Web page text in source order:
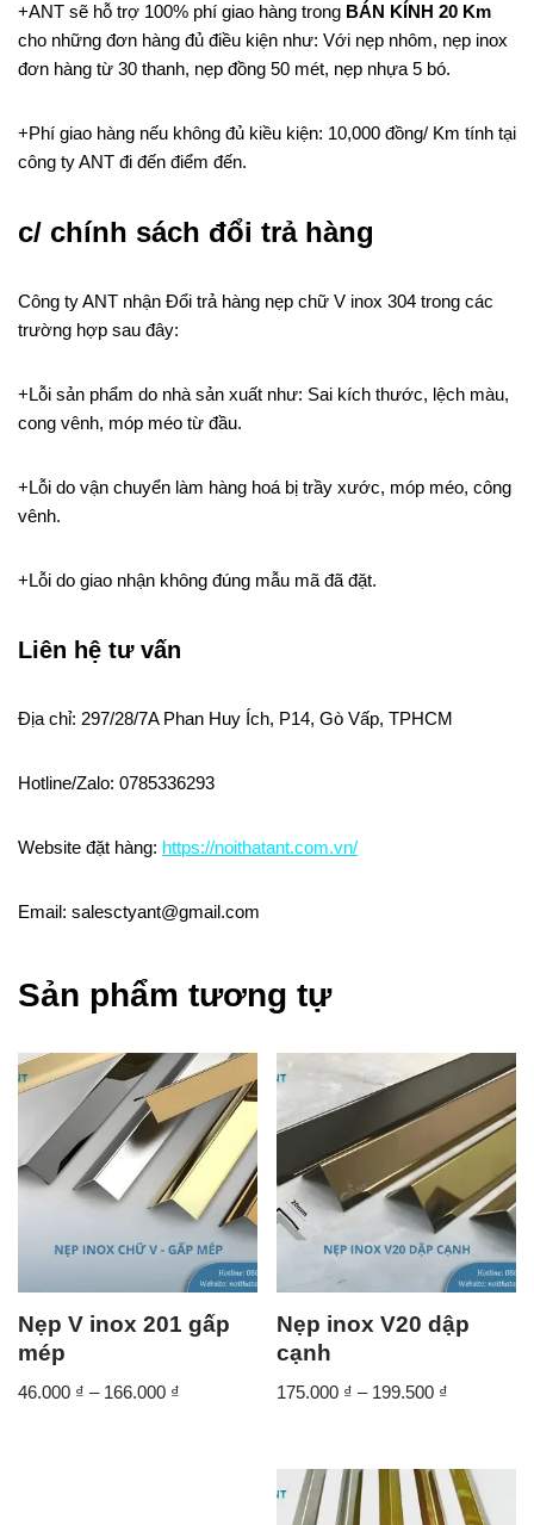
+ANT sẽ hỗ trợ 100% phí giao hàng trong BÁN KÍNH 20 Km
cho những đơn hàng đủ điều kiện như: Với nẹp nhôm, nẹp inox
đơn hàng từ 30 thanh, nẹp đồng 50 mét, nẹp nhựa 5 bó.
+Phí giao hàng nếu không đủ kiều kiện: 10,000 đồng/ Km tính tại
công ty ANT đi đến điểm đến.
c/ chính sách đổi trả hàng
Công ty ANT nhận Đổi trả hàng nẹp chữ V inox 304 trong các
trường hợp sau đây:
+Lỗi sản phẩm do nhà sản xuất như: Sai kích thước, lệch màu,
cong vênh, móp méo từ đầu.
+Lỗi do vận chuyển làm hàng hoá bị trầy xước, móp méo, công
vênh.
+Lỗi do giao nhận không đúng mẫu mã đã đặt.
Liên hệ tư vấn
Địa chỉ: 297/28/7A Phan Huy Ích, P14, Gò Vấp, TPHCM
Hotline/Zalo: 0785336293
Website đặt hàng: https://noithatant.com.vn/
Email: salesctyant@gmail.com
Sản phẩm tương tự
Nẹp V inox 201 gấp
mép
46.000 ₫ – 166.000 ₫
Nẹp inox V20 dập
cạnh
175.000 ₫ – 199.500 ₫